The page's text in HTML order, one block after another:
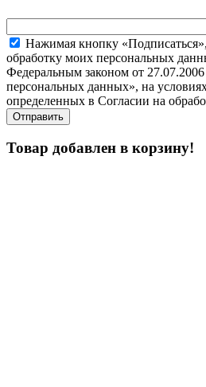
Нажимая кнопку
обработку моих персональных
Федеральным законом от
персональных данных», на
определенных в Согласии на
Товар добавлен в корзину!